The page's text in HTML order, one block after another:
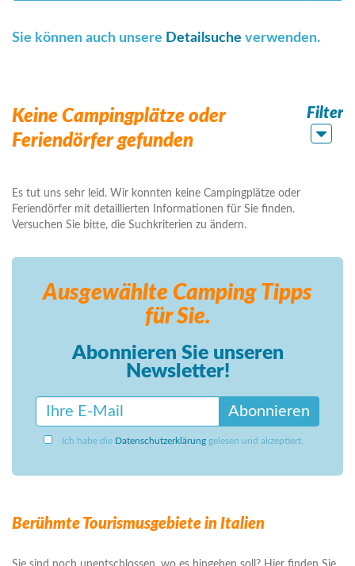
Sie können auch unsere Detailsuche verwenden.
Keine Campingplätze oder
Feriendörfer gefunden
Filter
Es tut uns sehr leid. Wir konnten keine Campingplätze oder
Feriendörfer mit detaillierten Informationen für Sie finden.
Versuchen Sie bitte, die Suchkriterien zu ändern.
Ausgewählte Camping Tipps
für Sie.
Abonnieren Sie unseren
Newsletter!
Abonnieren
Ich habe die Datenschutzerklärung gelesen und akzeptiert.
Berühmte Tourismusgebiete in Italien